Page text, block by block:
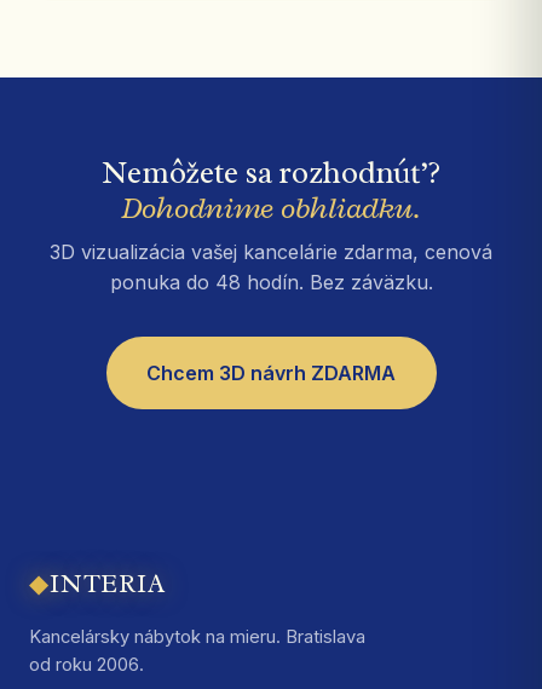
Nemôžete sa rozhodnúť?
Dohodnime obhliadku.
3D vizualizácia vašej kancelárie zdarma, cenová
ponuka do 48 hodín. Bez záväzku.
Chcem 3D návrh ZDARMA
◆INTERIA
Kancelársky nábytok na mieru. Bratislava
od roku 2006.